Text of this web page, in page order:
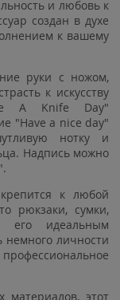
и любовь к
создан в духе
к вашему
руки с ножом,
к искусству
A Knife Day"
"Have a nice day"
нотку и
Надпись можно
к любой
рюкзаки, сумки,
его идеальным
немного личности
материалов, этот